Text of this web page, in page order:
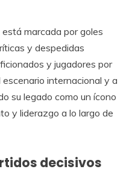
marcada por goles
y despedidas
y jugadores por
escenario internacional y a
su legado como un ícono
y liderazgo a lo largo de
decisivos